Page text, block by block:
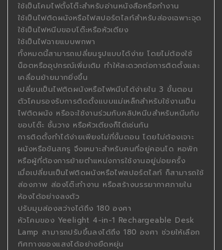
ใช้เป็นโคมไฟตั้งโต๊ะสำหรับอ่านหนังสือหรือทำงาน
ใช้เป็นไฟติดผนังหรือไฟสปอร์ตไลท์สำหรับส่องเฉพาะจุด
ใช้เป็นไฟหนีบขอบโต๊ะหรือหัวเตียง
ใช้เป็นไฟฉายแบบพกพา
ทั้งหมดนี้สามารถเปลี่ยนรูปแบบได้ง่าย โดยไม่ต้องใช้
น็อตหรืออุปกรณ์เพิ่มเติม ทำให้สะดวกต่อการติดตั้งและ
เคลื่อนย้ายมากยิ่งขึ้น
เปลี่ยนเป็นไฟติดผนังหรือไฟหนีบได้ง่ายใน 3 ขั้นตอน
ตัวโคมรองรับการติดตั้งแบบแม่เหล็กสำหรับใช้งานเป็น
ไฟติดผนัง หรือจะใช้งานร่วมกับคลิปหนีบสำหรับหนีบกับ
ขอบโต๊ะ ชั้นวาง หรือหัวเตียงก็ได้เช่นกัน
การติดตั้งทำได้ง่ายเพียงไม่กี่ขั้นตอน โดยไม่ต้องเจาะ
ผนังหรือขันสกรู จึงเหมาะสำหรับคนที่อยู่คอนโด หอพัก
หรือผู้ที่ต้องการย้ายตำแหน่งการใช้งานอยู่บ่อยครั้ง
เมื่อเปลี่ยนเป็นไฟติดผนังหรือไฟสปอร์ตไลท์ ก็สามารถใช้
ส่องภาพ ส่องโต๊ะทำงาน หรือสร้างบรรยากาศภายใน
ห้องได้อย่างลงตัว
ปรับมุมส่องสว่างได้ถึง 180 องศา
หัวโคมของ Yeelight 4-in-1 Rechargeable Desk
Lamp สามารถปรับขึ้นลงได้ถึง 180 องศา ช่วยให้เลือก
ทิศทางของแสงได้อย่างยืดหยุ่น